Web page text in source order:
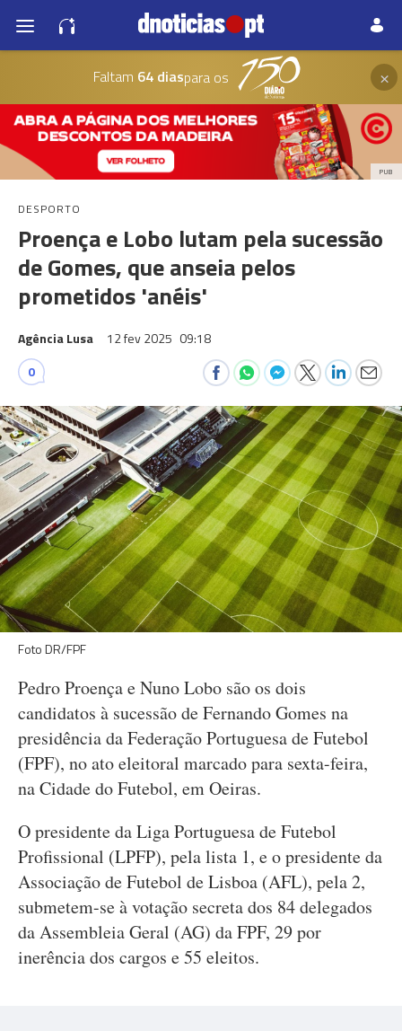
Faltam 64 diaspara os ×
PUB
DESPORTO
Proença e Lobo lutam pela sucessão
de Gomes, que anseia pelos
prometidos 'anéis'
Agência Lusa 12 fev 2025 09:18
0
Foto DR/FPF
Pedro Proença e Nuno Lobo são os dois
candidatos à sucessão de Fernando Gomes na
presidência da Federação Portuguesa de Futebol
(FPF), no ato eleitoral marcado para sexta-feira,
na Cidade do Futebol, em Oeiras.
O presidente da Liga Portuguesa de Futebol
Profissional (LPFP), pela lista 1, e o presidente da
Associação de Futebol de Lisboa (AFL), pela 2,
submetem-se à votação secreta dos 84 delegados
da Assembleia Geral (AG) da FPF, 29 por
inerência dos cargos e 55 eleitos.